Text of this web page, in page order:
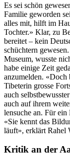
Es sei schön
Fam­i­lie gewor­den
alles mit, hil­ft im
Tochter.» Klar, zu
bere­it­et – kein
schüchtern
Muse­um, wusste
habe einige Zeit
anzumelden. «Doch
Tibeterin grosse
auch
auch auf ihrem
len­suche an. Für
«Sie ken­nt das
läuft», erk­lärt Rahel
Kritik an der